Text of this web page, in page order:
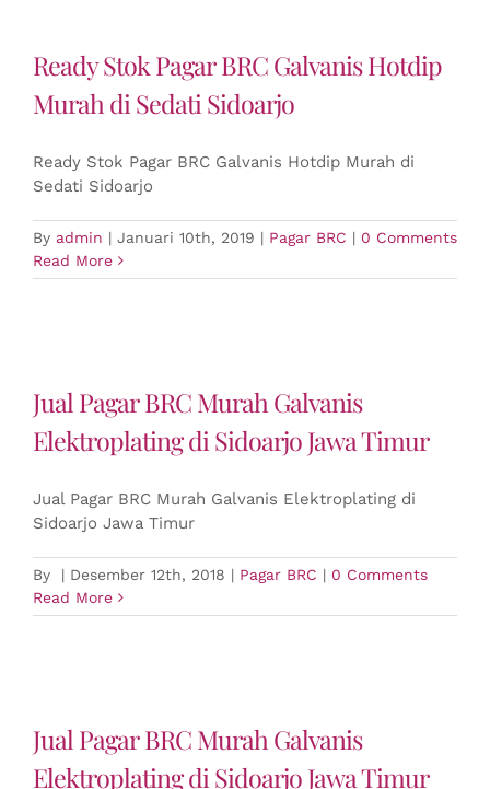
Ready Stok Pagar BRC Galvanis Hotdip
Murah di Sedati Sidoarjo
Ready Stok Pagar BRC Galvanis Hotdip Murah di
Sedati Sidoarjo
By admin | Januari 10th, 2019 | Pagar BRC | 0 Comments
Read More
Jual Pagar BRC Murah Galvanis
Elektroplating di Sidoarjo Jawa Timur
Jual Pagar BRC Murah Galvanis Elektroplating di
Sidoarjo Jawa Timur
By | Desember 12th, 2018 | Pagar BRC | 0 Comments
Read More
Jual Pagar BRC Murah Galvanis
Elektroplating di Sidoarjo Jawa Timur